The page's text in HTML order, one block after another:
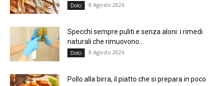
Dolci 8 Agosto 2026
Specchi sempre puliti e senza aloni: i rimedi
naturali che rimuovono...
Dolci 8 Agosto 2026
Pollo alla birra, il piatto che si prepara in poco